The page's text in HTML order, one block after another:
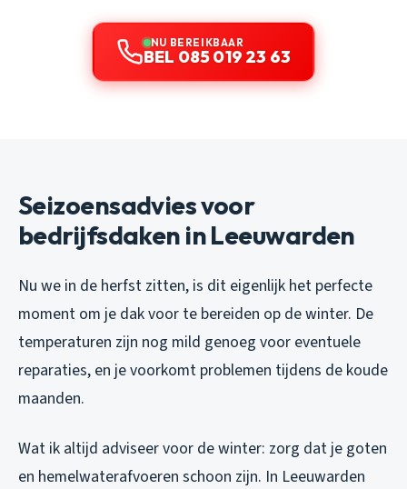
NU BEREIKBAAR
BEL 085 019 23 63
Seizoensadvies voor
bedrijfsdaken in Leeuwarden
Nu we in de herfst zitten, is dit eigenlijk het perfecte
moment om je dak voor te bereiden op de winter. De
temperaturen zijn nog mild genoeg voor eventuele
reparaties, en je voorkomt problemen tijdens de koude
maanden.
Wat ik altijd adviseer voor de winter: zorg dat je goten
en hemelwaterafvoeren schoon zijn. In Leeuwarden